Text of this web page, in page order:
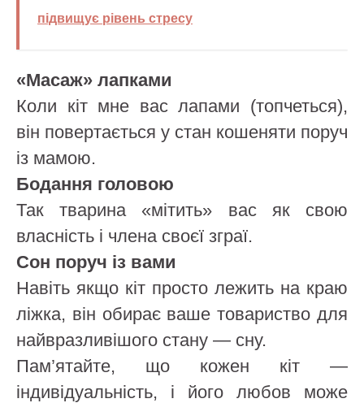
підвищує рівень стресу
«Масаж» лапками
Коли кіт мне вас лапами (топчеться),
він повертається у стан кошеняти поруч
із мамою.
Бодання головою
Так тварина «мітить» вас як свою
власність і члена своєї зграї.
Сон поруч із вами
Навіть якщо кіт просто лежить на краю
ліжка, він обирає ваше товариство для
найвразливішого стану — сну.
Пам’ятайте, що кожен кіт —
індивідуальність, і його любов може